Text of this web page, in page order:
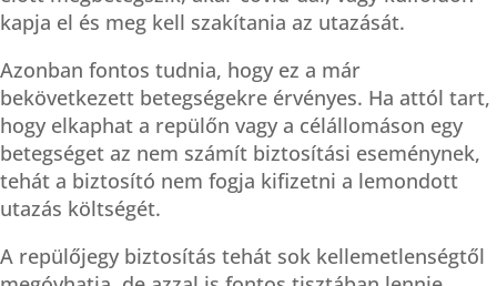
kapja el és meg kell szakítania az utazását.
Azonban fontos tudnia, hogy ez a már
bekövetkezett betegségekre érvényes. Ha attól tart,
hogy elkaphat a repülőn vagy a célállomáson egy
betegséget az nem számít biztosítási eseménynek,
tehát a biztosító nem fogja kifizetni a lemondott
utazás költségét.
A repülőjegy biztosítás tehát sok kellemetlenségtől